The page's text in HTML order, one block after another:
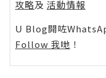
攻略及 活動情報
U Blog開咗
Follow 我哋 ！